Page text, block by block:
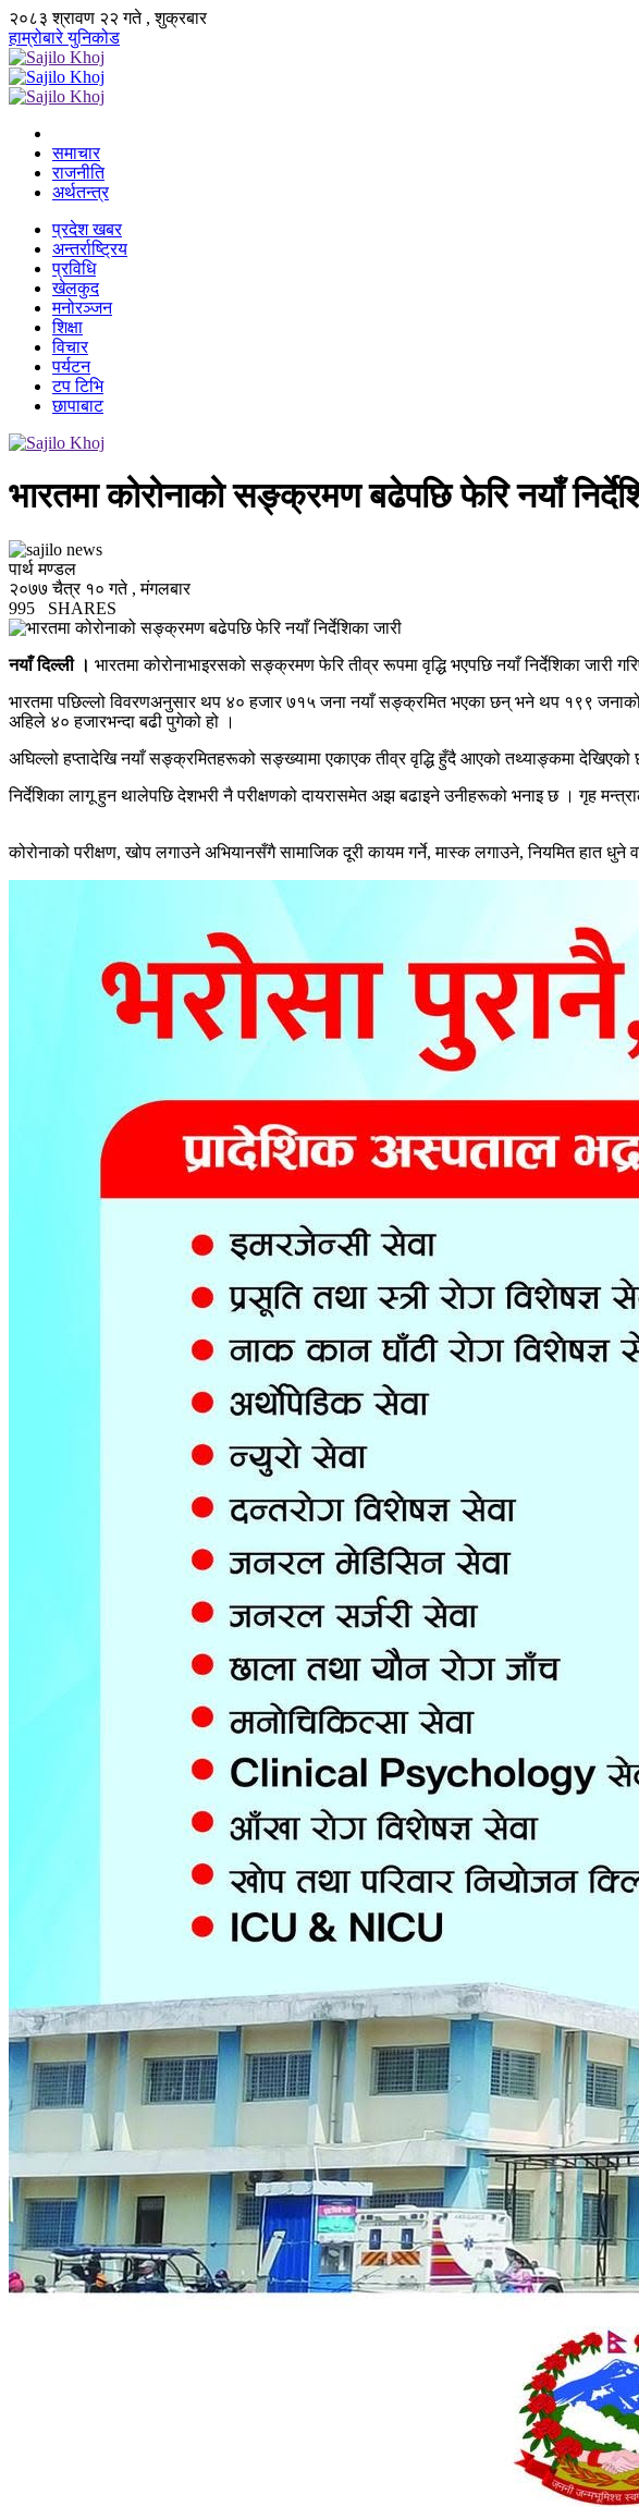
२०८३ श्रावण २२ गते , शुक्रबार
हाम्रोबारेयुनिकोड
समाचार
राजनीति
अर्थतन्त्र
प्रदेश खबर
अन्तर्राष्ट्रिय
प्रविधि
खेलकुद
मनोरञ्जन
शिक्षा
विचार
पर्यटन
टप टिभि
छापाबाट
भारतमा कोरोनाको सङ्क्रमण बढेपछि फेरि नयाँ
पार्थ मण्डल
२०७७ चैत्र १० गते , मंगलबार
995
SHARES
नयाँ दिल्ली । भारतमा कोरोनाभाइरसको सङ्क्रमण फेरि तीव्र रूपमा वृद्धि भएपछि नयाँ निर्देशिका जारी
भारतमा पछिल्लो विवरणअनुसार थप ४० हजार ७१५ जना नयाँ सङ्क्रमित भएका छन् भने थप १९९
अहिले ४० हजारभन्दा बढी पुगेको हो ।
अघिल्लो हप्तादेखि नयाँ सङ्क्रमितहरूको सङ्ख्यामा एकाएक तीव्र वृद्धि हुँदै आएको तथ्याङ्कमा देखिएको
निर्देशिका लागू हुन थालेपछि देशभरी नै परीक्षणको दायरासमेत अझ बढाइने उनीहरूको भनाइ छ । गृह
कोरोनाको परीक्षण, खोप लगाउने अभियानसँगै सामाजिक दूरी कायम गर्ने, मास्क लगाउने, नियमित हात